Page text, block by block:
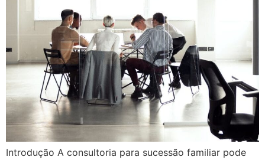
Introdução A consultoria para sucessão familiar pode